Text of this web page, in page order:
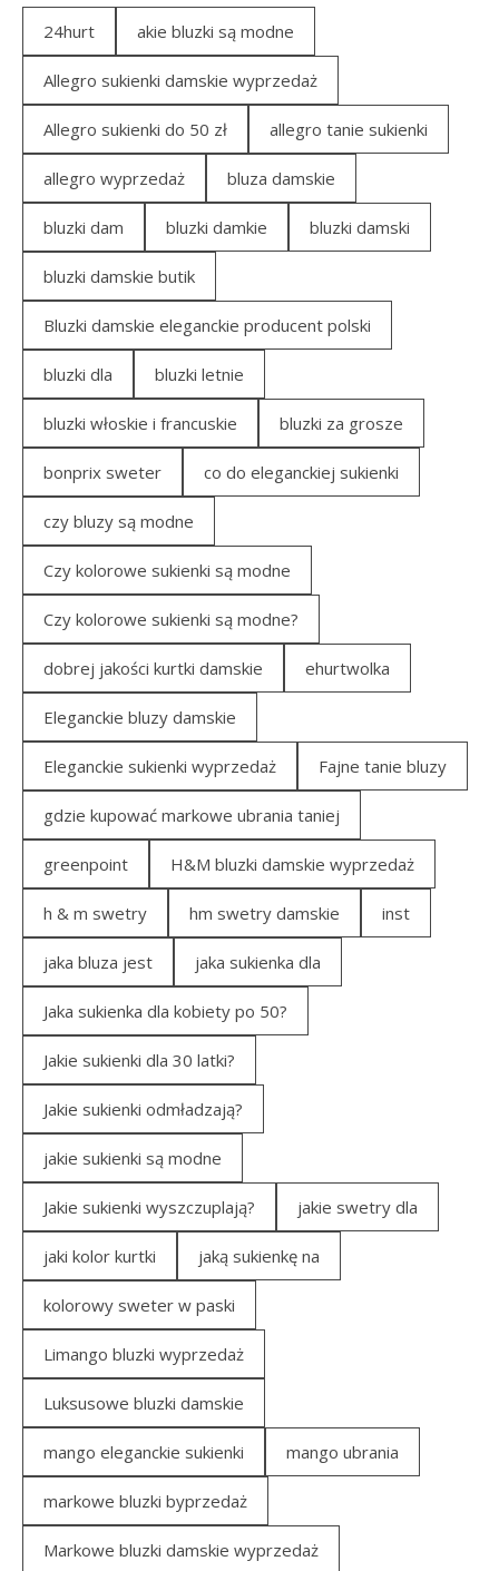
24hurt akie bluzki są modne
Allegro sukienki damskie wyprzedaż
Allegro sukienki do 50 zł allegro tanie sukienki
allegro wyprzedaż bluza damskie
bluzki dam bluzki damkie bluzki damski
bluzki damskie butik
Bluzki damskie eleganckie producent polski
bluzki dla bluzki letnie
bluzki włoskie i francuskie bluzki za grosze
bonprix sweter co do eleganckiej sukienki
czy bluzy są modne
Czy kolorowe sukienki są modne
Czy kolorowe sukienki są modne?
dobrej jakości kurtki damskie ehurtwolka
Eleganckie bluzy damskie
Eleganckie sukienki wyprzedaż Fajne tanie bluzy
gdzie kupować markowe ubrania taniej
greenpoint H&M bluzki damskie wyprzedaż
h & m swetry hm swetry damskie inst
jaka bluza jest jaka sukienka dla
Jaka sukienka dla kobiety po 50?
Jakie sukienki dla 30 latki?
Jakie sukienki odmładzają?
jakie sukienki są modne
Jakie sukienki wyszczuplają? jakie swetry dla
jaki kolor kurtki jaką sukienkę na
kolorowy sweter w paski
Limango bluzki wyprzedaż
Luksusowe bluzki damskie
mango eleganckie sukienki mango ubrania
markowe bluzki byprzedaż
Markowe bluzki damskie wyprzedaż